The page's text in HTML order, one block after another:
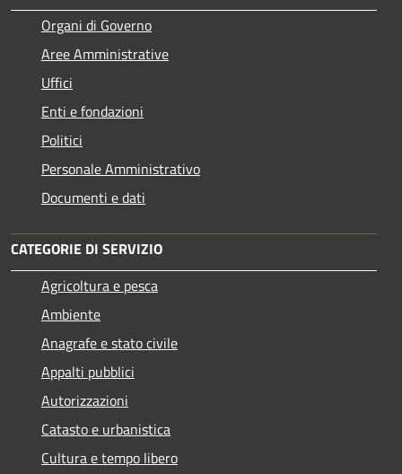
Organi di Governo
Aree Amministrative
Uffici
Enti e fondazioni
Politici
Personale Amministrativo
Documenti e dati
CATEGORIE DI SERVIZIO
Agricoltura e pesca
Ambiente
Anagrafe e stato civile
Appalti pubblici
Autorizzazioni
Catasto e urbanistica
Cultura e tempo libero